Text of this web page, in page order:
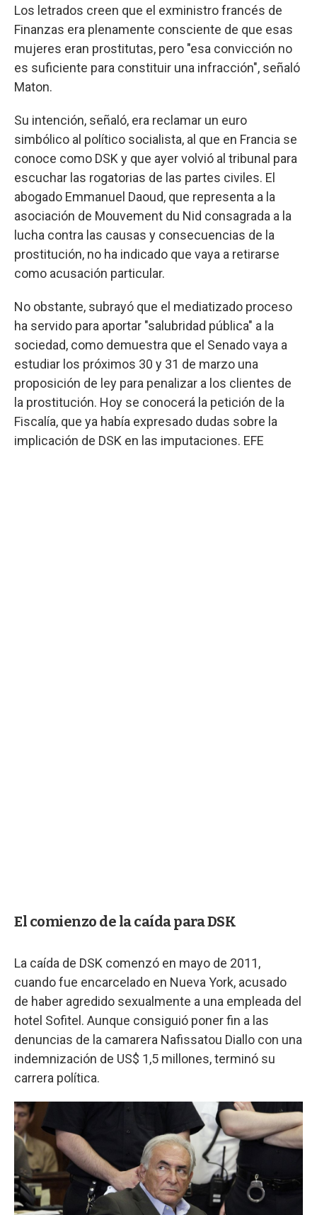
Los letrados creen que el exministro francés de
Finanzas era plenamente consciente de que esas
mujeres eran prostitutas, pero "esa convicción no
es suficiente para constituir una infracción", señaló
Maton.
Su intención, señaló, era reclamar un euro
simbólico al político socialista, al que en Francia se
conoce como DSK y que ayer volvió al tribunal para
escuchar las rogatorias de las partes civiles. El
abogado Emmanuel Daoud, que representa a la
asociación de Mouvement du Nid consagrada a la
lucha contra las causas y consecuencias de la
prostitución, no ha indicado que vaya a retirarse
como acusación particular.
No obstante, subrayó que el mediatizado proceso
ha servido para aportar "salubridad pública" a la
sociedad, como demuestra que el Senado vaya a
estudiar los próximos 30 y 31 de marzo una
proposición de ley para penalizar a los clientes de
la prostitución. Hoy se conocerá la petición de la
Fiscalía, que ya había expresado dudas sobre la
implicación de DSK en las imputaciones. EFE
El comienzo de la caída para DSK
La caída de DSK comenzó en mayo de 2011,
cuando fue encarcelado en Nueva York, acusado
de haber agredido sexualmente a una empleada del
hotel Sofitel. Aunque consiguió poner fin a las
denuncias de la camarera Nafissatou Diallo con una
indemnización de US$ 1,5 millones, terminó su
carrera política.